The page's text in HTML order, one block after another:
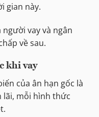
gian này.
vay và ngân
về sau.
khi vay
của ân hạn gốc là
lãi, mỗi hình thức